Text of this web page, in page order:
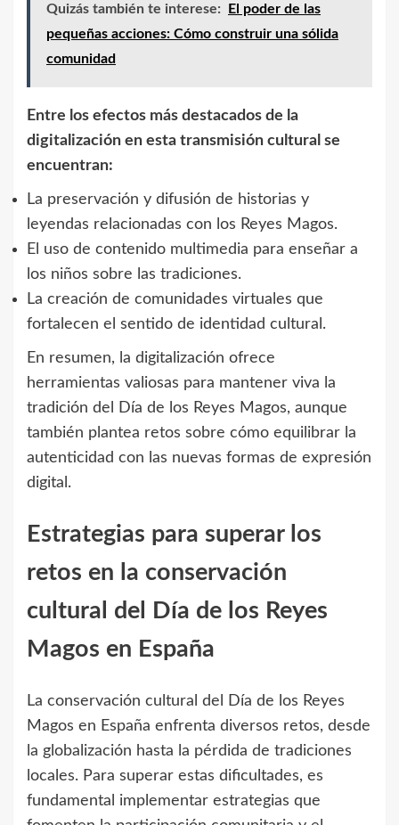
Quizás también te interese:
El poder de las
pequeñas acciones: Cómo construir una sólida
comunidad
Entre los efectos más destacados de la
digitalización en esta transmisión cultural se
encuentran:
La preservación y difusión de historias y
leyendas relacionadas con los Reyes Magos.
El uso de contenido multimedia para enseñar a
los niños sobre las tradiciones.
La creación de comunidades virtuales que
fortalecen el sentido de identidad cultural.
En resumen, la digitalización ofrece
herramientas valiosas para mantener viva la
tradición del Día de los Reyes Magos, aunque
también plantea retos sobre cómo equilibrar la
autenticidad con las nuevas formas de expresión
digital.
Estrategias para superar los
retos en la conservación
cultural del Día de los Reyes
Magos en España
La conservación cultural del Día de los Reyes
Magos en España enfrenta diversos retos, desde
la globalización hasta la pérdida de tradiciones
locales. Para superar estas dificultades, es
fundamental implementar estrategias que